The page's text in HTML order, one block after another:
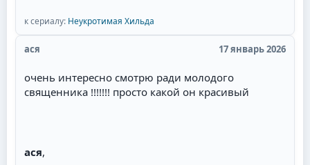
к сериалу: Неукротимая Хильда
ася 17 январь 2026
очень интересно смотрю ради молодого
священника !!!!!!! просто какой он красивый
ася,